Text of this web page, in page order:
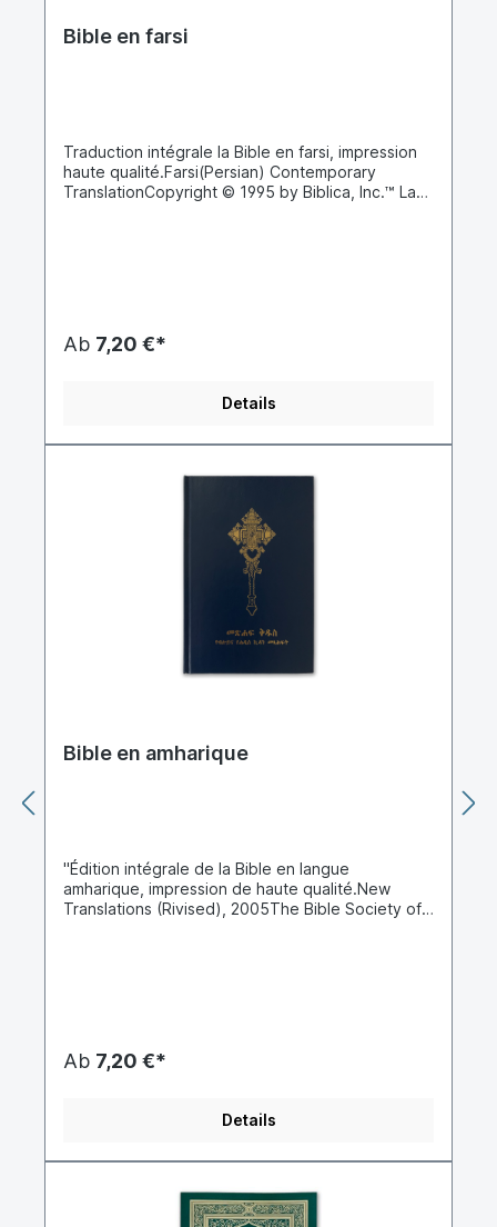
Bible en farsi
Traduction intégrale la Bible en farsi, impression
haute qualité.Farsi(Persian) Contemporary
TranslationCopyright © 1995 by Biblica, Inc.™ La
personnes parlent le farsi comme langue
langue étrangère. En Afghanistan, en Iran, au
Tadjikistan et en Ouzbékistan, la langue est la
Pakistan, en Inde, en Turquie, au Turkménistan,
Ab 7,20 €*
Details
Bible en amharique
"Édition intégrale de la Bible en langue
amharique, impression de haute qualité.New
Translations (Rivised), 2005The Bible Society of
langue est parlée en Éthiopie par une majorité de
majoritairement par les Amharas —, soit comme
langue seconde ou véhiculaire.Depuis l'entrée en
perdu son statut de langue officielle unique,
l'article 5-1 affirmant la reconnaissance par l'État
du même statut pour toutes les langues
Ab 7,20 €*
Details